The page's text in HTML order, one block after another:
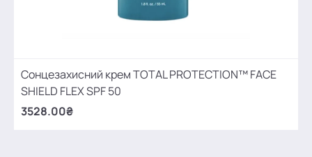
Сонцезахисний крем TOTAL PROTECTION™ FACE
SHIELD FLEX SPF 50
3528.00₴